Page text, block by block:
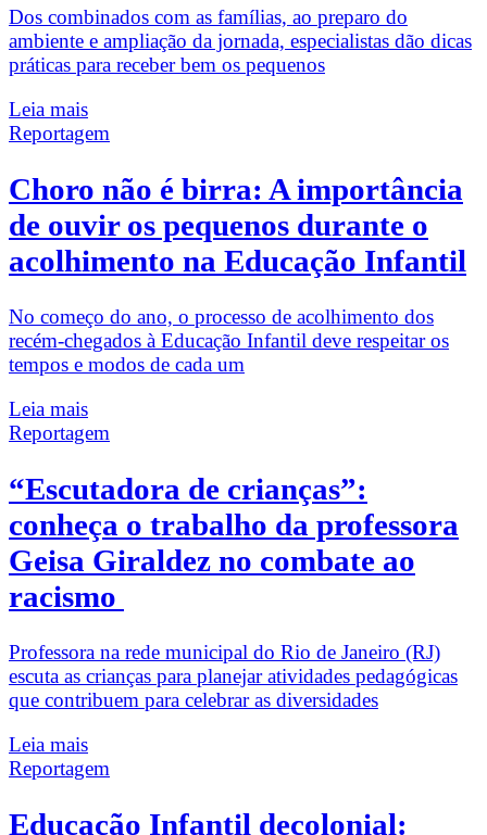
Dos combinados com as famílias, ao preparo do
ambiente e ampliação da jornada, especialistas dão dicas
práticas para receber bem os pequenos
Leia mais
Reportagem
Choro não é birra: A importância
de ouvir os pequenos durante o
acolhimento na Educação Infantil
No começo do ano, o processo de acolhimento dos
recém-chegados à Educação Infantil deve respeitar os
tempos e modos de cada um
Leia mais
Reportagem
“Escutadora de crianças”:
conheça o trabalho da professora
Geisa Giraldez no combate ao
racismo
Professora na rede municipal do Rio de Janeiro (RJ)
escuta as crianças para planejar atividades pedagógicas
que contribuem para celebrar as diversidades
Leia mais
Reportagem
Educação Infantil decolonial: